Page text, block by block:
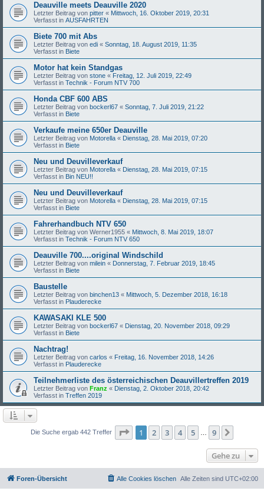
Deauville meets Deauville 2020
Letzter Beitrag von pitter « Mittwoch, 16. Oktober 2019, 20:31
Verfasst in AUSFAHRTEN
Biete 700 mit Abs
Letzter Beitrag von edi « Sonntag, 18. August 2019, 11:35
Verfasst in Biete
Motor hat kein Standgas
Letzter Beitrag von stone « Freitag, 12. Juli 2019, 22:49
Verfasst in Technik - Forum NTV 700
Honda CBF 600 ABS
Letzter Beitrag von bockerl67 « Sonntag, 7. Juli 2019, 21:22
Verfasst in Biete
Verkaufe meine 650er Deauville
Letzter Beitrag von Motorella « Dienstag, 28. Mai 2019, 07:20
Verfasst in Biete
Neu und Deuvilleverkauf
Letzter Beitrag von Motorella « Dienstag, 28. Mai 2019, 07:15
Verfasst in Bin NEU!!
Neu und Deuvilleverkauf
Letzter Beitrag von Motorella « Dienstag, 28. Mai 2019, 07:15
Verfasst in Biete
Fahrerhandbuch NTV 650
Letzter Beitrag von Werner1955 « Mittwoch, 8. Mai 2019, 18:07
Verfasst in Technik - Forum NTV 650
Deauville 700....original Windschild
Letzter Beitrag von milein « Donnerstag, 7. Februar 2019, 18:45
Verfasst in Biete
Baustelle
Letzter Beitrag von binchen13 « Mittwoch, 5. Dezember 2018, 16:18
Verfasst in Plauderecke
KAWASAKI KLE 500
Letzter Beitrag von bockerl67 « Dienstag, 20. November 2018, 09:29
Verfasst in Biete
Nachtrag!
Letzter Beitrag von carlos « Freitag, 16. November 2018, 14:26
Verfasst in Plauderecke
Teilnehmerliste des österreichischen Deauvillertreffen 2019
Letzter Beitrag von Franz « Dienstag, 2. Oktober 2018, 20:42
Verfasst in Treffen 2019
Die Suche ergab 442 Treffer Seite 1von
1 2 3 4 5 … 9
Gehe zu
Foren-Übersicht Alle Zeiten sind UTC+02:00
Alle Cookies löschen